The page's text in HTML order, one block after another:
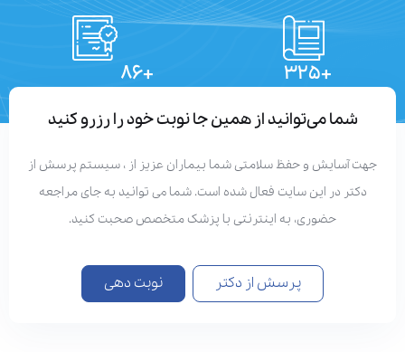
شما می‌توانید از همین جا نوبت خود را رزرو کنید
آسایش و حفظ سلامتی شما بیماران عزیز از ، سیستم پرسش از
دکتر در این سایت فعال شده است. شما می توانید به جای مراجعه
حضوری، به اینترنتی با پزشک متخصص صحبت کنید.
پرسش از دکتر نوبت دهی